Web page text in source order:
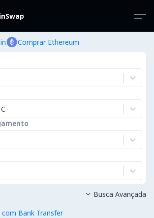
Comprar Ethereum
Bank Transfer
 Busca Avançada